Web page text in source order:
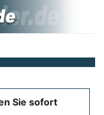
Sie sofort